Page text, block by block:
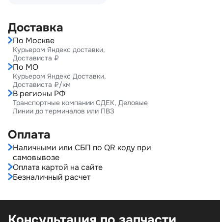
Доставка
По Москве
Курьером Яндекс доставки,
Достависта ₽
По МО
Курьером Яндекс Доставки,
Достависта ₽/км
В регионы РФ
Транспортные компании СДЕК, Деловые
Линии до терминалов или ПВЗ
Оплата
Наличными или СБП по QR коду при
самовывозе
Оплата картой на сайте
Безналичный расчет